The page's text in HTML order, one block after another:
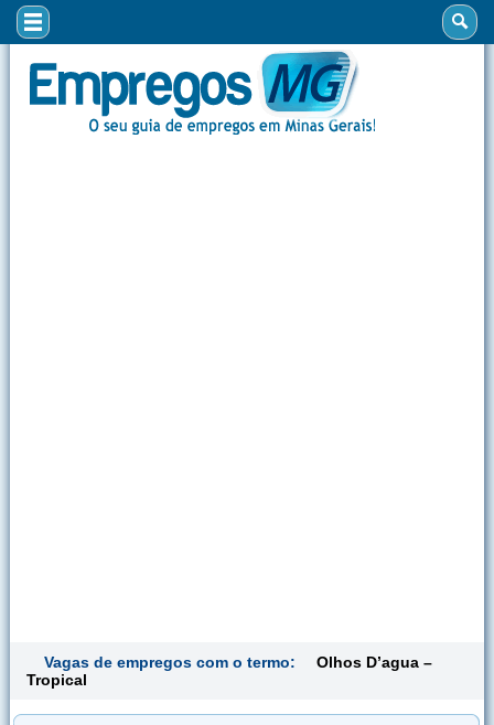
Vagas de empregos com o termo:
Olhos D’agua –
Tropical